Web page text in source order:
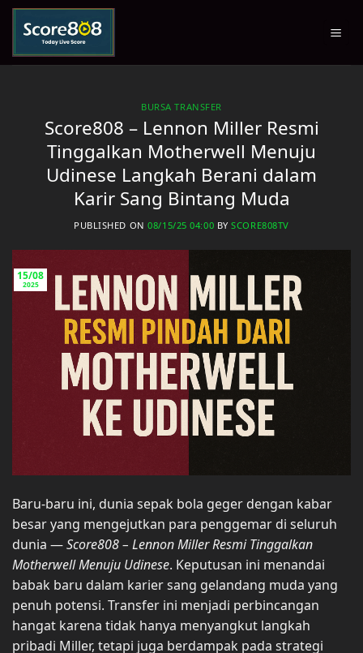
Skip
content
BURSA TRANSFER
Score808 – Lennon Miller Resmi
Tinggalkan Motherwell Menuju
Udinese Langkah Berani dalam
Karir Sang Bintang Muda
PUBLISHED ON08/15/25 04:00 BYSCORE808TV
15/08
2025
Baru-baru ini, dunia sepak bola geger dengan kabar
besar yang mengejutkan para penggemar di seluruh
dunia —Score808 – Lennon Miller Resmi Tinggalkan
Motherwell Menuju Udinese. Keputusan ini menandai
babak baru dalam karier sang gelandang muda yang
penuh potensi. Transfer ini menjadi perbincangan
hangat karena tidak hanya menyangkut langkah
pribadi Miller, tetapi juga berdampak pada strategi